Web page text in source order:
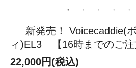
新発売！ Voicecaddie(
ィ)EL3 【16時までのご注
22,000円(税込)